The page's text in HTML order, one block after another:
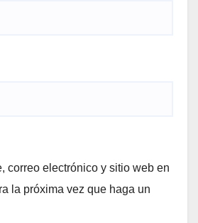
correo electrónico y sitio web en
la próxima vez que haga un